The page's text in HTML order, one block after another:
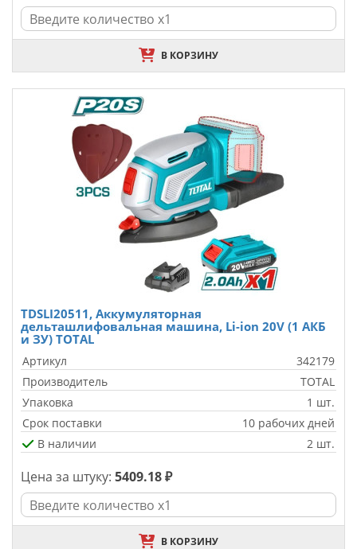
В КОРЗИНУ
TDSLI20511, Аккумуляторная
дельташлифовальная машина, Li-ion 20V (1 АКБ
и ЗУ) TOTAL
Артикул
342179
Производитель
TOTAL
Упаковка
1 шт.
Срок поставки
10 рабочих дней
В наличии
2 шт.
Цена за штуку: 5409.18 ₽
В КОРЗИНУ